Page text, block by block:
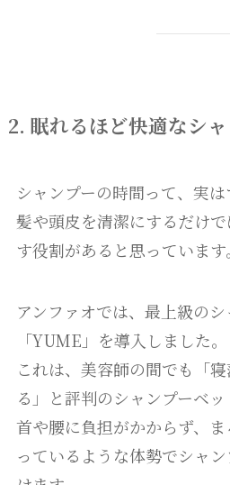
2. 眠れるほど快適なシ
シャンプーの時間って、実は
髪や頭皮を清潔にするだけ
す役割があると思っています。
アンファオでは、最上級の
「YUME」を導入しました。
これは、美容師の間でも「
る」と評判のシャンプーベッ
首や腰に負担がかからず、
っているような体勢でシャ